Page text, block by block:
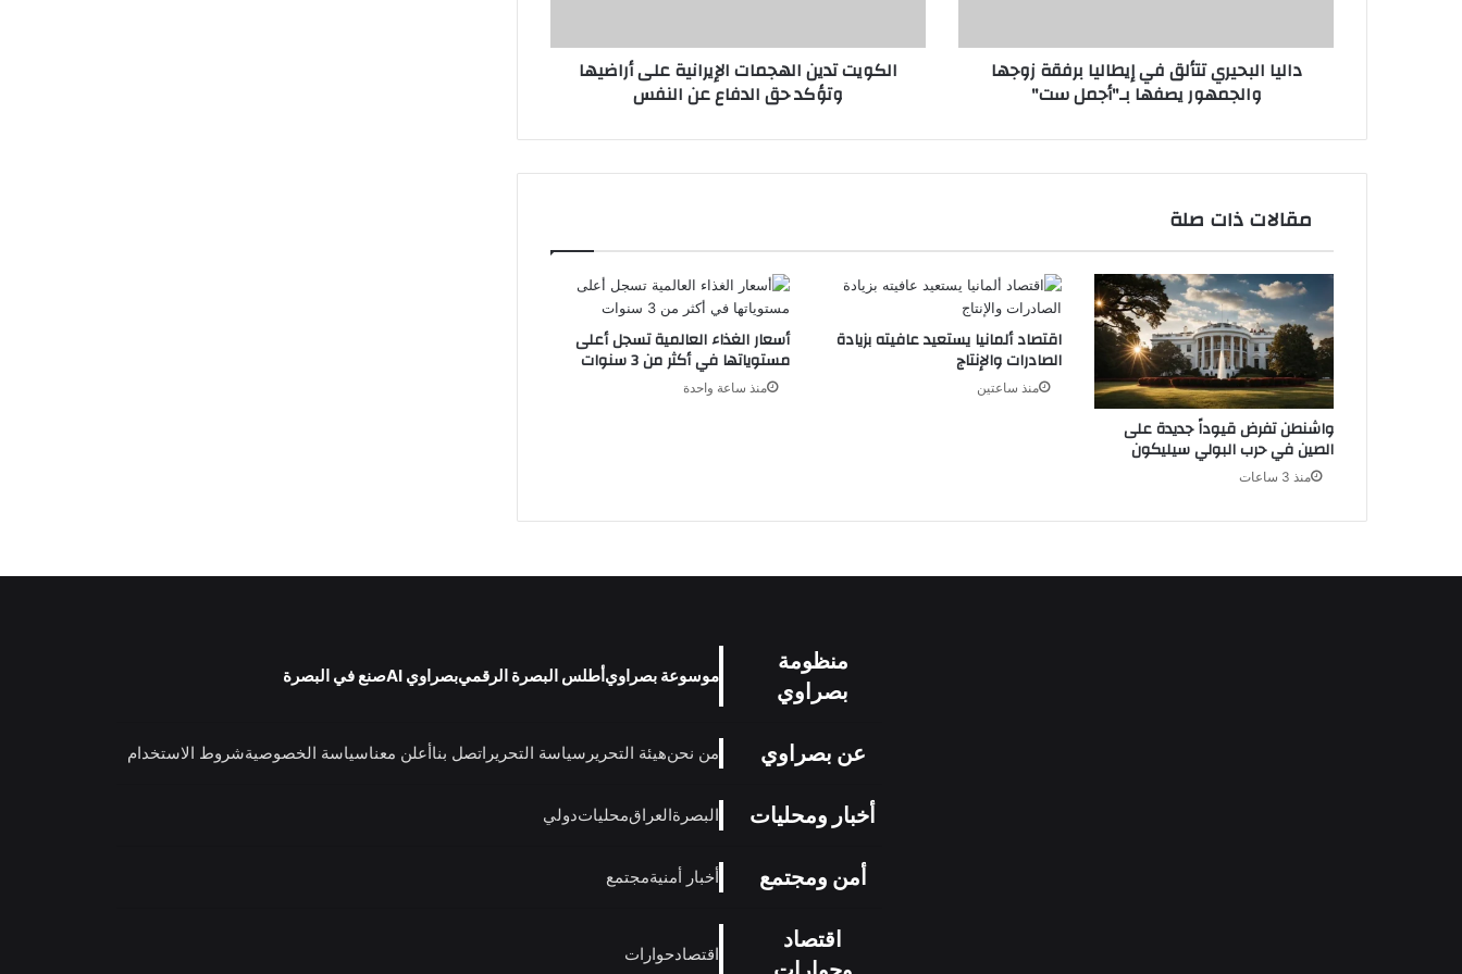
الدفاع
الكويت تدين الهجمات الإيرانية على أراضيها
وتؤكد حق الدفاع عن النفس
يصفها
بـ"أجملداليا البحيري تتألق في إيطاليا برفقة زوجها
والجمهور يصفها بـ"أجمل ست"
مقالات ذات صلة
أسعار الغذاء العالمية تسجل أعلى
مستوياتها في أكثر من 3 سنوات
منذ ساعة واحدة
اقتصاد ألمانيا يستعيد عافيته بزيادة
الصادرات والإنتاج
منذ ساعتين
واشنطن تفرض قيوداً جديدة على
الصين في حرب البولي سيليكون
منذ 3 ساعات
منظومة
بصراوي
موسوعة بصراويأطلس البصرة الرقميبصراوي AI صنع في البصرة
عن بصراوي من نحنهيئة التحرير سياسة التحرير اتصل بناأعلن معناسياسة الخصوصيةشروط الاستخدام
أخبار ومحليات البصرةالعراقمحلياتدولي
أمن ومجتمع أخبار أمنيةمجتمع
اقتصاد
اقتصادحوارات